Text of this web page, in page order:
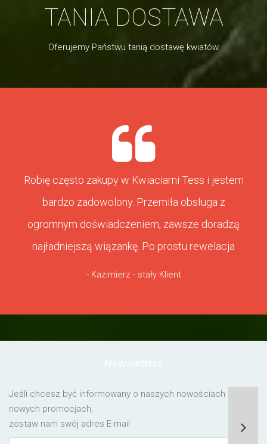
TANIA DOSTAWA
Oferujemy Państwu tanią dostawę kwiatów
Robię często zakupy w Kwiaciarni Tess i jestem
bardzo zadowolony. Przemiła obsługa z
ogromnym doświadczeniem, zawsze doradzą
najładniejszą wiązankę. Po prostu rewelacja
- Kazimierz - stały Klient
Jeśli chcesz być informowany o naszych nowościach lub o
nowych promocjach,
zostaw nam swój adres E-mail